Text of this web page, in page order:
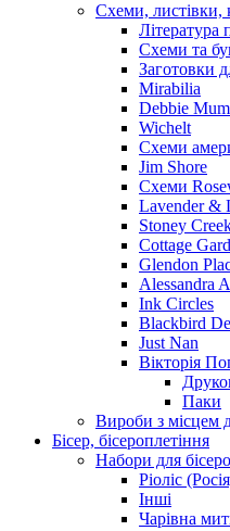
Схеми, листівки,
Література
Схеми та
Заготовки
Mirabilia
Debbie
Wichelt
Схеми
Jim Shore
Cхеми
Lavender &
Stoney
Cottage
Glendon
Alessandra
Ink Circles
Blackbird
Just Nan
Вікторія
Паки
Вироби з місцем
Бісер, бісероплетіння
Набори для
Ріоліс
Інші
Чарівна